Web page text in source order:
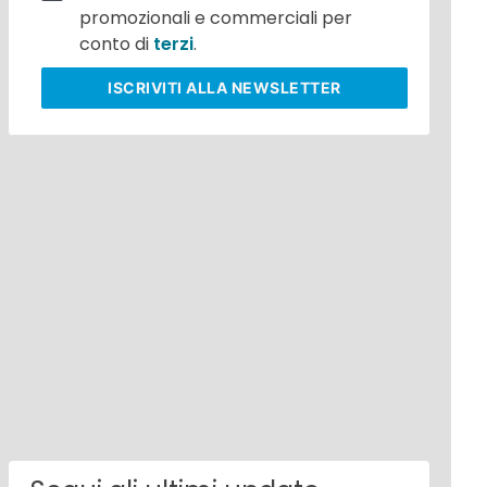
promozionali e commerciali per
conto di terzi.
ISCRIVITIALLA NEWSLETTER